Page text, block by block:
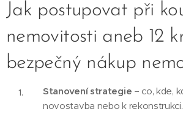
Jak postupovat při
nemovitosti aneb 12
bezpečný nákup
Stanovení strategie – co, kde,
novostavba nebo k rekonstrukci.